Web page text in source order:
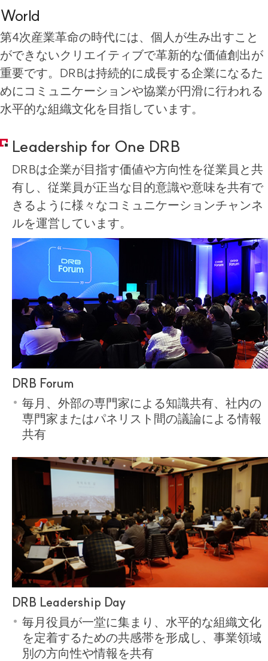
World
第4次産業革命の時代には、個人が生み出すこと
ができないクリエイティブで革新的な価値創出が
重要です。DRBは持続的に成長する企業になるた
めにコミュニケーションや協業が円滑に行われる
水平的な組織文化を目指しています。
Leadership for One DRB
DRBは企業が目指す価値や方向性を従業員と共
有し、従業員が正当な目的意識や意味を共有で
きるように様々なコミュニケーションチャンネ
ルを運営しています。
DRB Forum
毎月、外部の専門家による知識共有、社内の
専門家またはパネリスト間の議論による情報
共有
DRB Leadership Day
毎月役員が一堂に集まり、水平的な組織文化
を定着するための共感帯を形成し、事業領域
別の方向性や情報を共有